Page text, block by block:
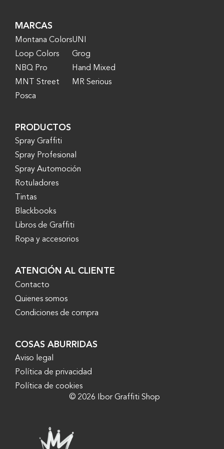
MARCAS
Montana Colors
Loop Colors
NBQ Pro
MNT Street
Posca
UNI
Grog
Hand Mixed
MR Serious
PRODUCTOS
Spray Graffiti
Spray Profesional
Spray Automoción
Rotuladores
Tintas
Blackbooks
Libros de Graffiti
Ropa y accesorios
ATENCIÓN AL CLIENTE
Contacto
Quienes somos
Condiciones de compra
COSAS ABURRIDAS
Aviso legal
Política de privacidad
Política de cookies
© 2026 Ibor Graffiti Shop